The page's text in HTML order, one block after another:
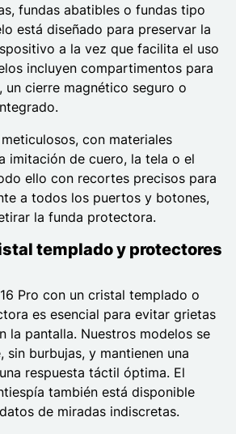
fundas abatibles o fundas tipo
está diseñado para preservar la
a la vez que facilita el uso
incluyen compartimentos para
cierre magnético seguro o
con materiales
imitación de cuero, la tela o el
ello con recortes precisos para
a todos los puertos y botones,
la funda protectora.
templado y protectores
Pro con un cristal templado o
es esencial para evitar grietas
la pantalla. Nuestros modelos se
sin burbujas, y mantienen una
respuesta táctil óptima. El
también está disponible
de miradas indiscretas.